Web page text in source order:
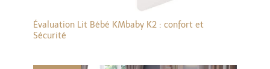
Évaluation Lit Bébé KMbaby K2 : confort et
Sécurité